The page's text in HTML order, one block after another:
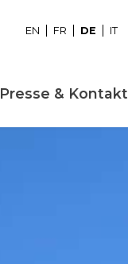
EN FR DE IT
Presse & Kontakt